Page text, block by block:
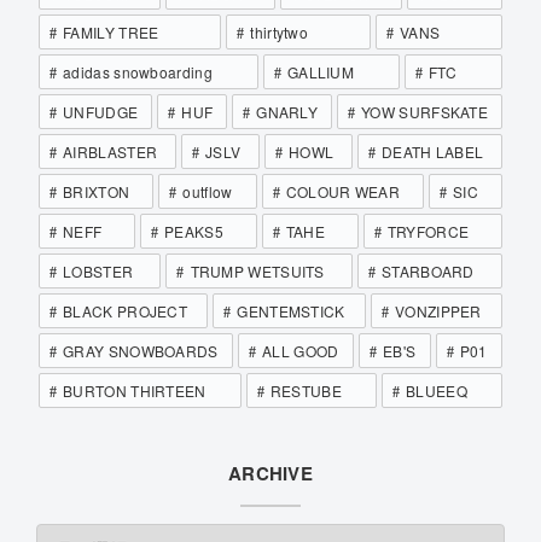
FAMILY TREE
thirtytwo
VANS
adidas snowboarding
GALLIUM
FTC
UNFUDGE
HUF GNARLY
YOW SURFSKATE
AIRBLASTER
JSLV HOWL
DEATH LABEL
BRIXTON
outflow COLOUR WEAR
SIC
NEFF
PEAKS5 TAHE
TRYFORCE
LOBSTER
TRUMP WETSUITS
STARBOARD
BLACK PROJECT
GENTEMSTICK
VONZIPPER
GRAY SNOWBOARDS
ALL GOOD EB'S
P01
BURTON THIRTEEN
RESTUBE BLUEEQ
ARCHIVE